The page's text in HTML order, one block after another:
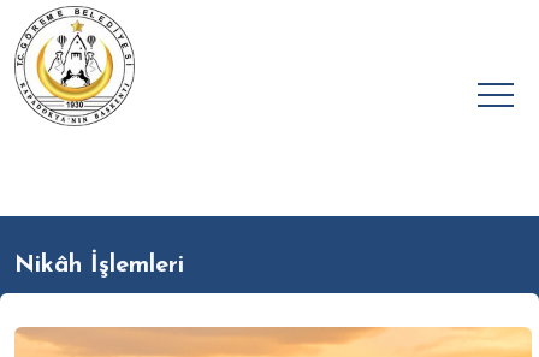
Nikâh İşlemleri